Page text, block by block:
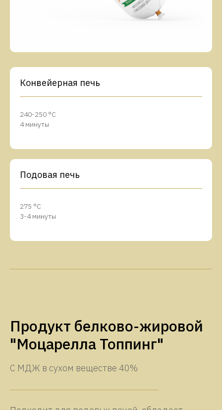
Конвейерная печь
240-250 °C
4 минуты
Подовая печь
275 °C
3-4 минуты
Продукт белково-жировой
"Моцарелла Топпинг"
С МДЖ в сухом веществе 40%